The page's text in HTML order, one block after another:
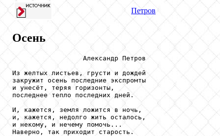
Петров
Осень
                  Александр Петров
Из желтых листьев, грусти и дождей
закружит осень последние экспромты
и унесёт, теряя горизонты,
последнее тепло последних дней.
И, кажется, земля ложится в ночь,
и, кажется, недолго жить осталось,
и некому, и нечему помочь...
Наверно, так приходит старость.